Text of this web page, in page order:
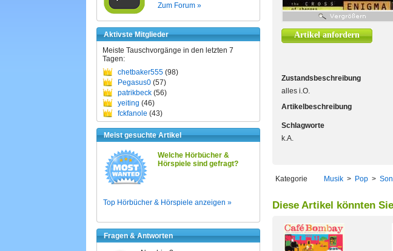
Zum Forum »
Aktivste Mitglieder
Meiste Tauschvorgänge in den letzten 7
Tagen:
chetbaker555 (98)
Pegasus0 (57)
patrikbeck (56)
yeiting (46)
fckfanole (43)
Meist gesuchte Artikel
Welche Hörbücher &
Hörspiele sind gefragt?
Top Hörbücher & Hörspiele anzeigen »
Fragen & Antworten
Artikel anfordern
Zustandsbeschreibung
alles i.O.
Artikelbeschreibung
Schlagworte
k.A.
Kategorie Musik > Pop >
Diese Artikel könnten